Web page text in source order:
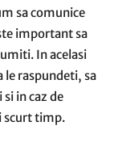
sa comunice
important sa
In acelasi
raspundeti, sa
in caz de
scurt timp.